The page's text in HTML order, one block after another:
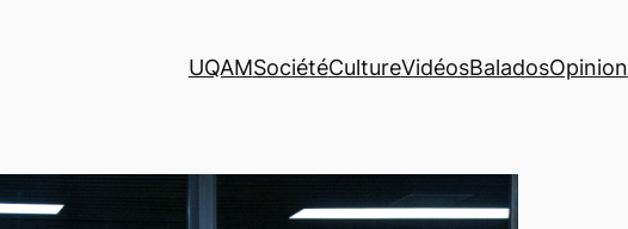
UQAMSociétéCultureVidéosBaladosOpinion